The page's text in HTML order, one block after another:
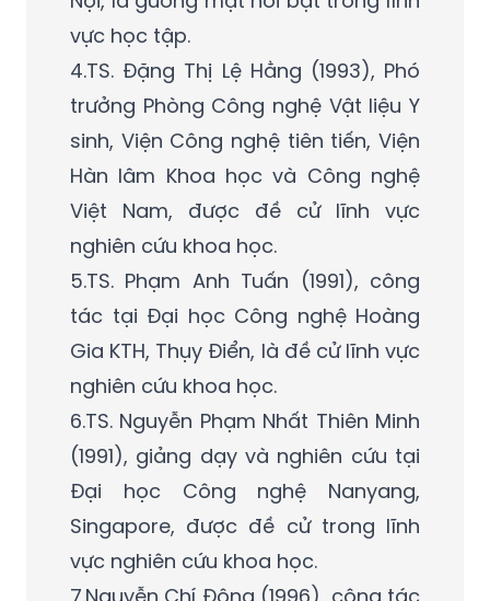
vực học tập.
4.TS. Đặng Thị Lệ Hằng (1993), Phó
trưởng Phòng Công nghệ Vật liệu Y
sinh, Viện Công nghệ tiên tiến, Viện
Hàn lâm Khoa học và Công nghệ
Việt Nam, được đề cử lĩnh vực
nghiên cứu khoa học.
5.TS. Phạm Anh Tuấn (1991), công
tác tại Đại học Công nghệ Hoàng
Gia KTH, Thụy Điển, là đề cử lĩnh vực
nghiên cứu khoa học.
6.TS. Nguyễn Phạm Nhất Thiên Minh
(1991), giảng dạy và nghiên cứu tại
Đại học Công nghệ Nanyang,
Singapore, được đề cử trong lĩnh
vực nghiên cứu khoa học.